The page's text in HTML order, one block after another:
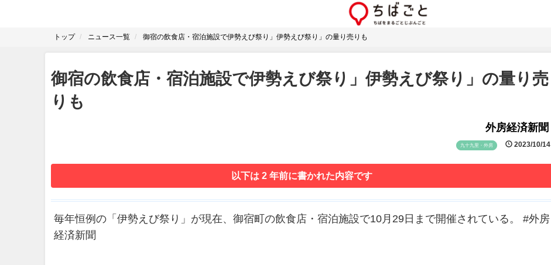
トップ ニュース一覧 御宿の飲食店・宿泊施設で伊勢えび祭り」伊勢えび祭り」の量り売りも
御宿の飲食店・宿泊施設で伊勢えび祭り」伊勢えび祭り」の量り売
りも
外房経済新聞
九十九里・外房 2023/10/14
以下は 2 年前に書かれた内容です
毎年恒例の「伊勢えび祭り」が現在、御宿町の飲食店・宿泊施設で10月29日まで開催されている。 #外房
経済新聞